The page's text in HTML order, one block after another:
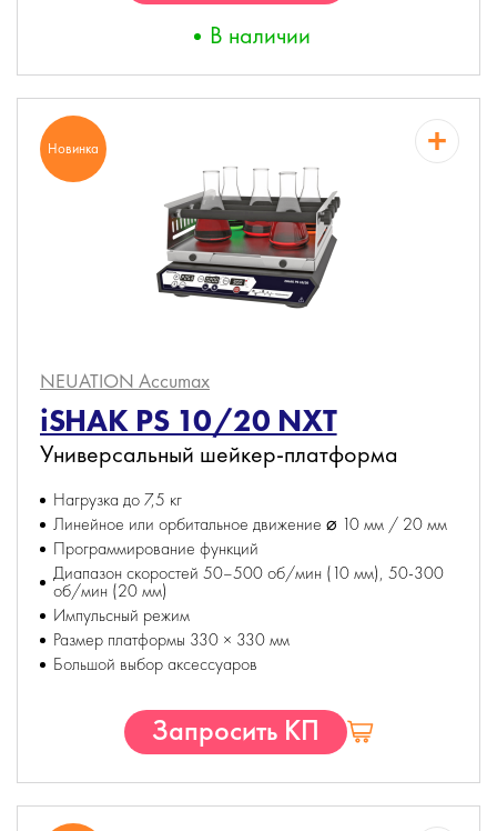
В наличии
Новинка
NEUATION Accumax
iSHAK PS 10/20 NXT
Универсальный шейкер-платформа
Нагрузка до 7,5 кг
Линейное или орбитальное движение ⌀ 10 мм / 20 мм
Программирование функций
Диапазон скоростей 50–500 об/мин (10 мм), 50-300
об/мин (20 мм)
Импульсный режим
Размер платформы 330 × 330 мм
Большой выбор аксессуаров
Запросить КП